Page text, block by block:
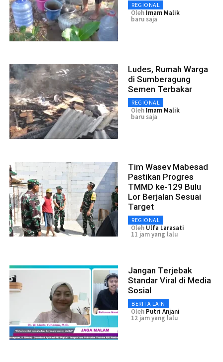
REGIONAL
Oleh Imam Malik
baru saja
Ludes, Rumah Warga
di Sumberagung
Semen Terbakar
REGIONAL
Oleh Imam Malik
baru saja
Tim Wasev Mabesad
Pastikan Progres
TMMD ke-129 Bulu
Lor Berjalan Sesuai
Target
REGIONAL
Oleh Ulfa Larasati
11 jam yang lalu
Jangan Terjebak
Standar Viral di Media
Sosial
BERITA LAIN
Oleh Putri Anjani
12 jam yang lalu